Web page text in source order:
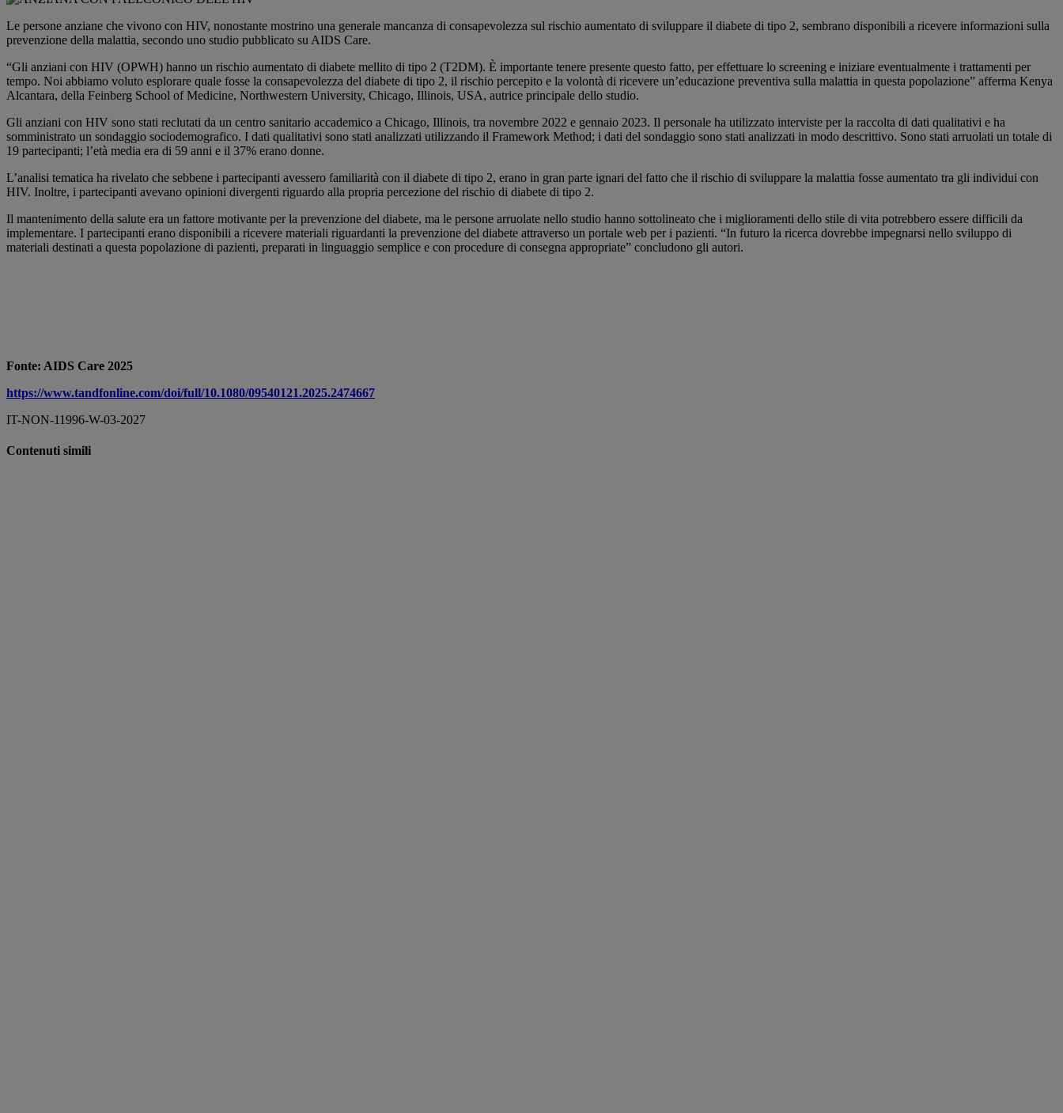
Le persone anziane che vivono con HIV, nonostante mostrino una generale mancanza di consapevolezza sul rischio aumentato di sviluppare il diabete di tipo 2, sembrano disponibili a ricevere informazioni sulla
prevenzione della malattia, secondo uno studio pubblicato su AIDS Care.
“Gli anziani con HIV (OPWH) hanno un rischio aumentato di diabete mellito di tipo 2 (T2DM). È importante tenere presente questo fatto, per effettuare lo screening e iniziare eventualmente i trattamenti per
tempo. Noi abbiamo voluto esplorare quale fosse la consapevolezza del diabete di tipo 2, il rischio percepito e la volontà di ricevere un’educazione preventiva sulla malattia in questa popolazione” afferma Kenya
Alcantara, della Feinberg School of Medicine, Northwestern University, Chicago, Illinois, USA, autrice principale dello studio.
Gli anziani con HIV sono stati reclutati da un centro sanitario accademico a Chicago, Illinois, tra novembre 2022 e gennaio 2023. Il personale ha utilizzato interviste per la raccolta di dati qualitativi e ha
somministrato un sondaggio sociodemografico. I dati qualitativi sono stati analizzati utilizzando il Framework Method; i dati del sondaggio sono stati analizzati in modo descrittivo. Sono stati arruolati un totale di
19 partecipanti; l’età media era di 59 anni e il 37% erano donne.
L’analisi tematica ha rivelato che sebbene i partecipanti avessero familiarità con il diabete di tipo 2, erano in gran parte ignari del fatto che il rischio di sviluppare la malattia fosse aumentato tra gli individui con
HIV. Inoltre, i partecipanti avevano opinioni divergenti riguardo alla propria percezione del rischio di diabete di tipo 2.
Il mantenimento della salute era un fattore motivante per la prevenzione del diabete, ma le persone arruolate nello studio hanno sottolineato che i miglioramenti dello stile di vita potrebbero essere difficili da
implementare. I partecipanti erano disponibili a ricevere materiali riguardanti la prevenzione del diabete attraverso un portale web per i pazienti. “In futuro la ricerca dovrebbe impegnarsi nello sviluppo di
materiali destinati a questa popolazione di pazienti, preparati in linguaggio semplice e con procedure di consegna appropriate” concludono gli autori.
Fonte: AIDS Care 2025
https://www.tandfonline.com/doi/full/10.1080/09540121.2025.2474667
IT-NON-11996-W-03-2027
Contenuti simili